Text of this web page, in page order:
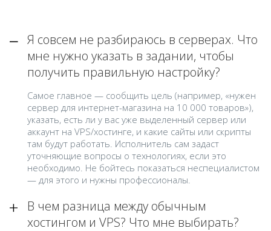
Я совсем не разбираюсь в серверах. Что
мне нужно указать в задании, чтобы
получить правильную настройку?
Самое главное — сообщить цель (например, «нужен
сервер для интернет-магазина на 10 000 товаров»),
указать, есть ли у вас уже выделенный сервер или
аккаунт на VPS/хостинге, и какие сайты или скрипты
там будут работать. Исполнитель сам задаст
уточняющие вопросы о технологиях, если это
необходимо. Не бойтесь показаться неспециалистом
— для этого и нужны профессионалы.
В чем разница между обычным
хостингом и VPS? Что мне выбирать?